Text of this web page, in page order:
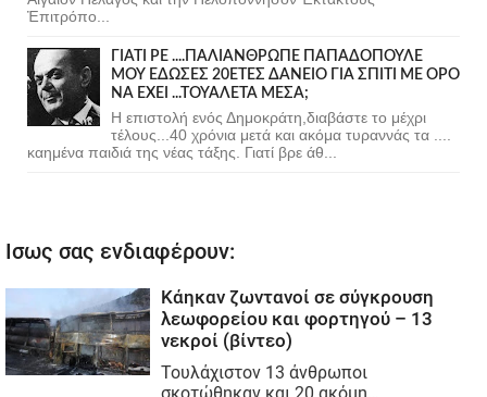
Ἐπιτρόπο...
ΓΙΑΤΙ ΡΕ ....ΠΑΛΙΑΝΘΡΩΠΕ ΠΑΠΑΔΟΠΟΥΛΕ
ΜΟΥ ΕΔΩΣΕΣ 20ΕΤΕΣ ΔΑΝΕΙΟ ΓΙΑ ΣΠΙΤΙ ΜΕ ΟΡΟ
ΝΑ ΕΧΕΙ ...ΤΟΥΑΛΕΤΑ ΜΕΣΑ;
Η επιστολή ενός Δημοκράτη,διαβάστε το μέχρι
τέλους...40 χρόνια μετά και ακόμα τυραννάς τα ....
καημένα παιδιά της νέας τάξης. Γιατί βρε άθ...